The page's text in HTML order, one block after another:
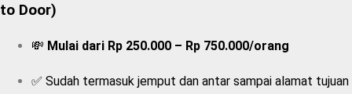
to Door)
💸 Mulai dari Rp 250.000 – Rp 750.000/orang
✅ Sudah termasuk jemput dan antar sampai alamat tujuan